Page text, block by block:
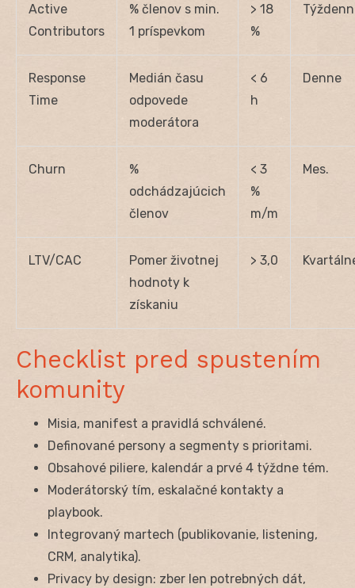
Active
Contributors
% členov s min.
1 príspevkom
> 18
%
Response
Time
Medián času
odpovede
moderátora
< 6
h
Denne
Churn
%
odchádzajúcich
členov
< 3
%
m/m
Mes.
LTV/CAC
Pomer životnej
hodnoty k
získaniu
> 3,0
Checklist pred spustením
komunity
Misia, manifest a pravidlá schválené.
Definované persony a segmenty s prioritami.
Obsahové piliere, kalendár a prvé 4 týždne tém.
Moderátorský tím, eskalačné kontakty a
playbook.
Integrovaný martech (publikovanie, listening,
CRM, analytika).
Privacy by design: zber len potrebných dát,